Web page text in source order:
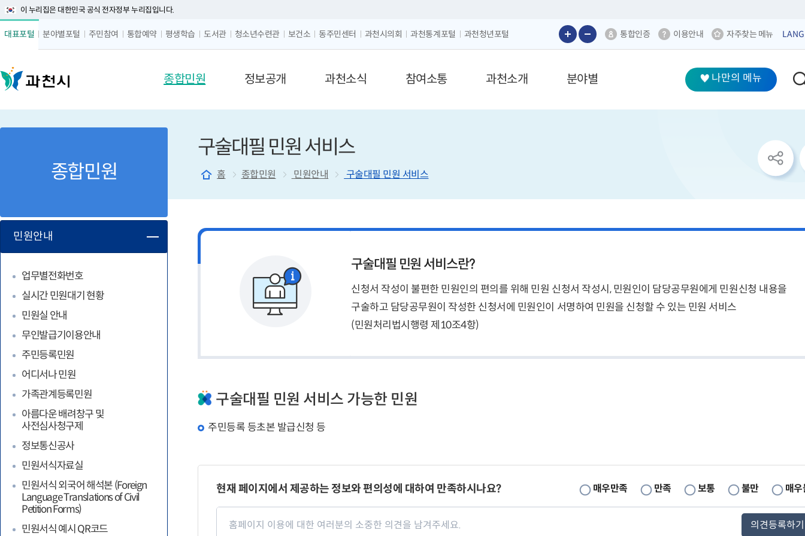
이 누리집은 대한민국 공식 전자정부 누리집입니다.
대표포털 분야별포털 주민참여 통합예약 평생학습 도서관 청소년수련관 보건소 동주민센터 과천시의회 과천통계포털 과천청년포털
글자 크게보기
글자 작게보기 통합인증 이용안내 자주찾는 메뉴
메뉴 구성
종합민원 정보공개 과천소식 참여소통 과천소개 분야별 나만의 메뉴
종합민원
민원안내
업무별전화번호
실시간 민원대기 현황
민원실 안내
무인발급기이용안내
주민등록민원
어디서나 민원
가족관계등록민원
아름다운 배려창구 및
사전심사청구제
정보통신공사
민원서식자료실
민원서식 외국어 해석본 (Foreign
Language Translations of Civil
Petition Forms)
민원서식 예시 QR코드
구술대필 민원 서비스
홈 종합민원 민원안내 구술대필 민원 서비스
sns
공
유
리
구술대필 민원 서비스란?
신청서 작성이 불편한 민원인의 편의를 위해 민원 신청서 작성시, 민원인이 담당공무원에게 민원신청 내용을
구술하고 담당공무원이 작성한 신청서에 민원인이 서명하여 민원을 신청할 수 있는 민원 서비스
(민원처리법시행령 제10조4항)
구술대필 민원 서비스 가능한 민원
주민등록 등초본 발급신청 등
이
지
만
현재 페이지에서 제공하는 정보와 편의성에 대하여 만족하시나요? 매우만족 만족 보통 불만
매
페